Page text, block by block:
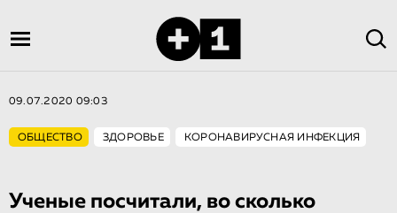
09.07.2020 09:03
ОБЩЕСТВО ЗДОРОВЬЕ КОРОНАВИРУСНАЯ ИНФЕКЦИЯ
Ученые посчитали, во сколько